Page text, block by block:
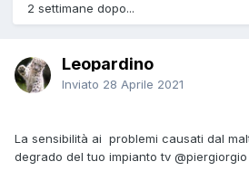
2 settimane dopo...
Leopardino
Inviato 28 Aprile 2021
La sensibilità ai problemi causati dal
degrado del tuo impianto tv @piergiorgio